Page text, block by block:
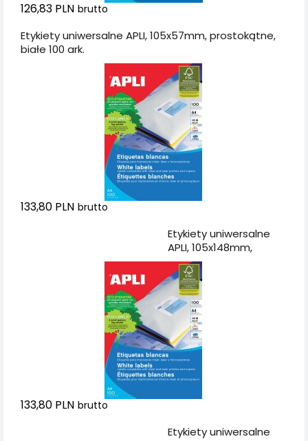
126,83 PLN brutto
Etykiety uniwersalne APLI, 105x57mm, prostokątne,
białe 100 ark.
133,80 PLN brutto
Etykiety uniwersalne
APLI, 105x148mm,
prostokątne, białe 100
ark.
133,80 PLN brutto
Etykiety uniwersalne